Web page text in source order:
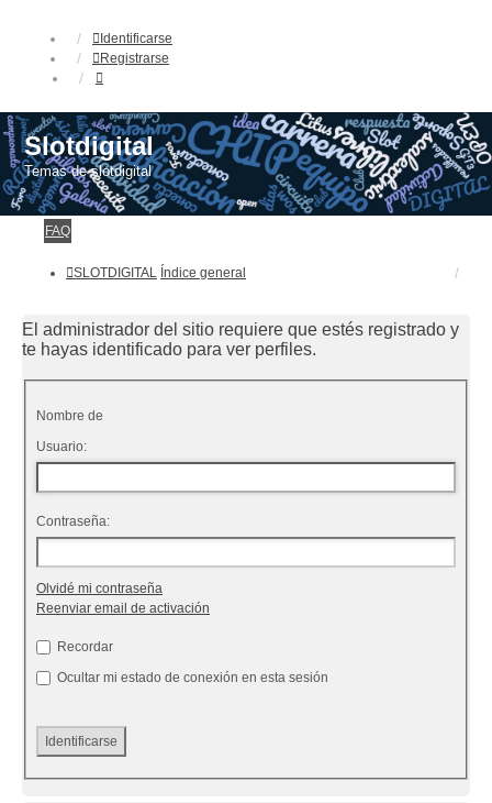
Identificarse
Registrarse
Slotdigital
Temas de slotdigital
FAQ
SLOTDIGITAL Índice general
El administrador del sitio requiere que estés registrado y
te hayas identificado para ver perfiles.
Nombre de
Usuario:
Contraseña:
Olvidé mi contraseña
Reenviar email de activación
Recordar
Ocultar mi estado de conexión en esta sesión